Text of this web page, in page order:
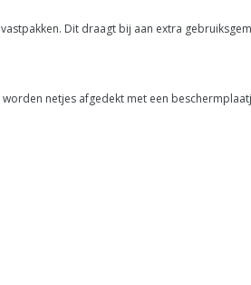
Dit draagt bij aan extra
netjes afgedekt met een